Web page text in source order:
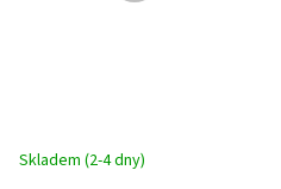
Skladem (2-4 dny)